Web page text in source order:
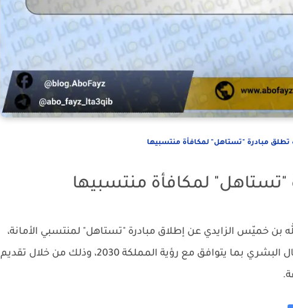
تطلق مبادرة "تستاهل" لمكافأة منتسبيها
"تستاهل" لمكافأة منتسبيها
بن خميّس الزايدي عن إطلاق مبادرة "تستاهل" لمنتسبي الأمانة،
تهدف إلى تحفيز الموظفين وتعزيز رأس المال البشري بما يتوافق مع رؤية المملكة 2030، وذلك من خلال تقديم